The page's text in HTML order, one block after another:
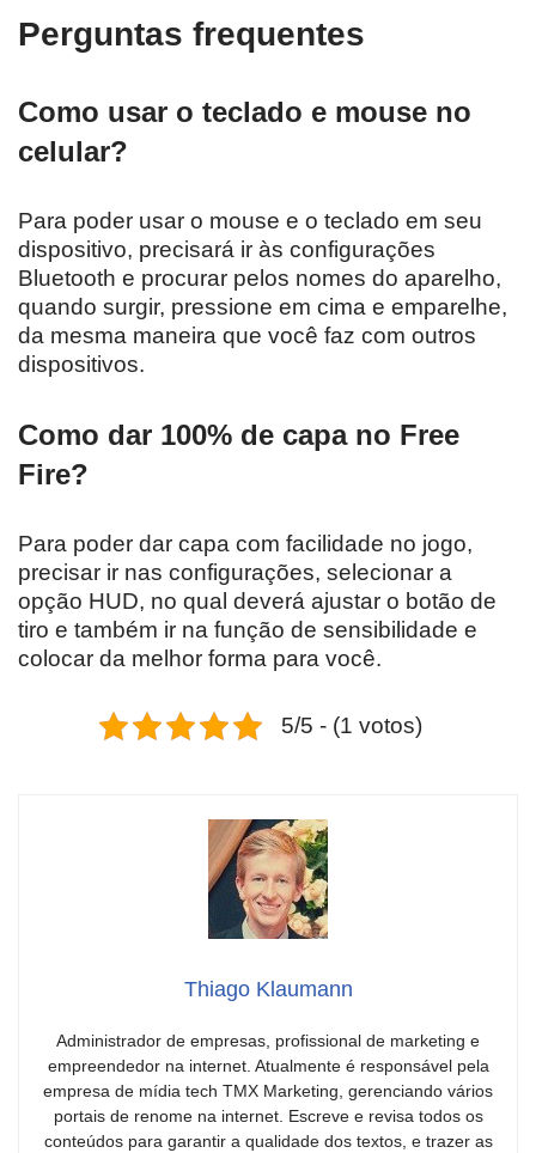
Perguntas frequentes
Como usar o teclado e mouse no
celular?
Para poder usar o mouse e o teclado em seu
dispositivo, precisará ir às configurações
Bluetooth e procurar pelos nomes do aparelho,
quando surgir, pressione em cima e emparelhe,
da mesma maneira que você faz com outros
dispositivos.
Como dar 100% de capa no Free
Fire?
Para poder dar capa com facilidade no jogo,
precisar ir nas configurações, selecionar a
opção HUD, no qual deverá ajustar o botão de
tiro e também ir na função de sensibilidade e
colocar da melhor forma para você.
5/5 - (1 votos)
Thiago Klaumann
Administrador de empresas, profissional de marketing e
empreendedor na internet. Atualmente é responsável pela
empresa de mídia tech TMX Marketing, gerenciando vários
portais de renome na internet. Escreve e revisa todos os
conteúdos para garantir a qualidade dos textos, e trazer as